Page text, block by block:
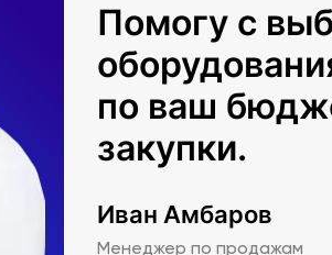
Помогу с
по ваш
закупки.
Иван Амбаров
Менеджер по продажам